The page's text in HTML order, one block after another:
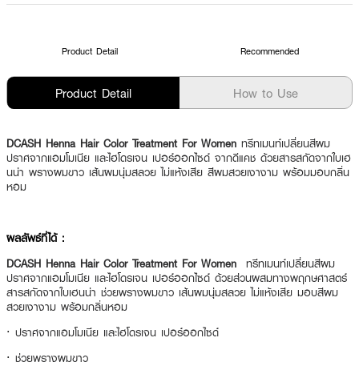
Product Detail Recommended
Product Detail How to Use
DCASH Henna Hair Color Treatment For Women ทรีทเมนท์เปลี่ยนสีผม
ปราศจากแอมโมเนีย และไฮโดรเจน เปอร์ออกไซด์ จากดีแคช ด้วยสารสกัดจากใบเฮ
นน่า พรางผมขาว เส้นผมนุ่มสลวย ไม่แห้งเสีย สีผมสวยเงางาม พร้อมมอบกลิ่น
หอม
ผลลัพธ์ที่ได้ :
DCASH Henna Hair Color Treatment For Women
ทรีทเมนท์เปลี่ยนสีผม
ปราศจากแอมโมเนีย และไฮโดรเจน เปอร์ออกไซด์ ด้วยส่วนผสมทางพฤกษศาสตร์
สารสกัดจากใบเฮนน่า ช่วยพรางผมขาว เส้นผมนุ่มสลวย ไม่แห้งเสีย มอบสีผม
สวยเงางาม พร้อมกลิ่นหอม
· ปราศจากแอมโมเนีย และไฮโดรเจน เปอร์ออกไซด์
· ช่วยพรางผมขาว